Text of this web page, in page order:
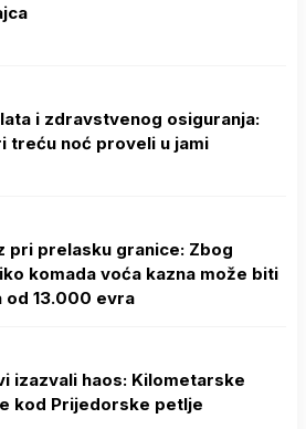
i zdravstvenog osiguranja:
treću noć proveli u jami
pri prelasku granice: Zbog
komada voća kazna može biti
od 13.000 evra
izazvali haos: Kilometarske
kod Prijedorske petlje